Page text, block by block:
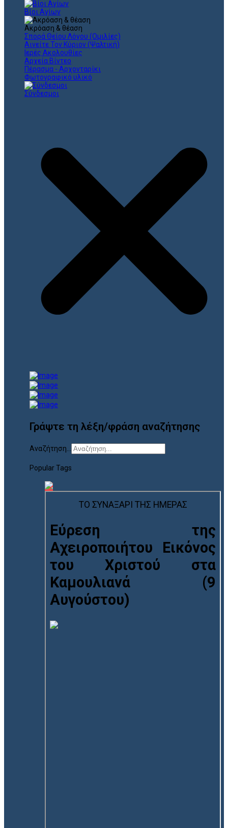
Βίοι Αγίων
Ακρόαση & θέαση
Σπορά Θείου Λόγου (Ομιλίες)
Αινείτε Τον Κύριον (Ψαλτική)
Ιερές Ακολουθίες
Αρχεία Βίντεο
Πέρασμα - Αρχονταρίκι
Φωτογραφικό υλικό
Σύνδεσμοι
Γράψτε τη λέξη/φράση αναζήτησης
Αναζήτηση...
Popular Tags